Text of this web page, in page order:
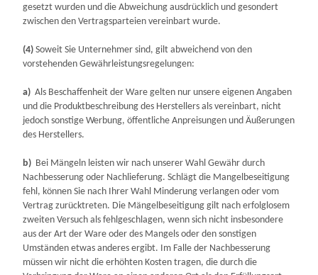
gesetzt wurden und die Abweichung ausdrücklich und gesondert
zwischen den Vertragsparteien vereinbart wurde.
(4) Soweit Sie Unternehmer sind, gilt abweichend von den
vorstehenden Gewährleistungsregelungen:
a) Als Beschaffenheit der Ware gelten nur unsere eigenen Angaben
und die Produktbeschreibung des Herstellers als vereinbart, nicht
jedoch sonstige Werbung, öffentliche Anpreisungen und Äußerungen
des Herstellers.
b) Bei Mängeln leisten wir nach unserer Wahl Gewähr durch
Nachbesserung oder Nachlieferung. Schlägt die Mangelbeseitigung
fehl, können Sie nach Ihrer Wahl Minderung verlangen oder vom
Vertrag zurücktreten. Die Mängelbeseitigung gilt nach erfolglosem
zweiten Versuch als fehlgeschlagen, wenn sich nicht insbesondere
aus der Art der Ware oder des Mangels oder den sonstigen
Umständen etwas anderes ergibt. Im Falle der Nachbesserung
müssen wir nicht die erhöhten Kosten tragen, die durch die